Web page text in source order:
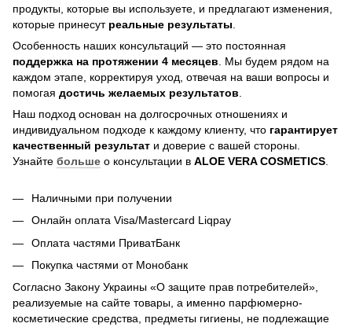
продукты, которые вы используете, и предлагают изменения,
которые принесут реальные результаты
Особенность наших консультаций — это постоянная
поддержка на протяжении 4 месяцев . Мы будем рядом на
каждом этапе, корректируя уход, отвечая на ваши вопросы и
помогая достичь желаемых результатов
Наш подход основан на долгосрочных отношениях и
индивидуальном подходе к каждому клиенту, что гарантирует
качественный результат и доверие с вашей стороны.
Узнайте больше о консультации в ALOE VERA COSMETICS
Наличными при получении
Онлайн оплата Visa/Mastercard Liqpay
Оплата частями ПриватБанк
Покупка частями от Монобанк
Согласно Закону Украины «О защите прав потребителей»,
реализуемые на сайте товары, а именно парфюмерно-
косметические средства, предметы гигиены, не подлежащие